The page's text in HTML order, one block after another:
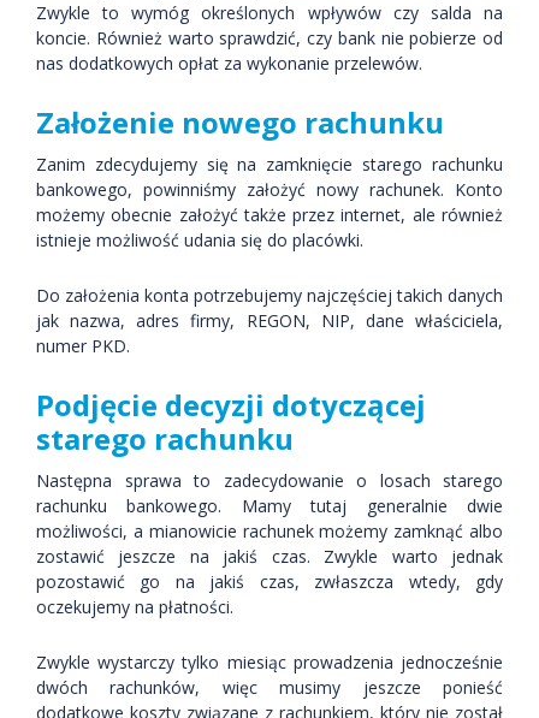
Zwykle to wymóg określonych wpływów czy salda na
koncie. Również warto sprawdzić, czy bank nie pobierze od
nas dodatkowych opłat za wykonanie przelewów.
Założenie nowego rachunku
Zanim zdecydujemy się na zamknięcie starego rachunku
bankowego, powinniśmy założyć nowy rachunek. Konto
możemy obecnie założyć także przez internet, ale również
istnieje możliwość udania się do placówki.
Do założenia konta potrzebujemy najczęściej takich danych
jak nazwa, adres firmy, REGON, NIP, dane właściciela,
numer PKD.
Podjęcie decyzji dotyczącej
starego rachunku
Następna sprawa to zadecydowanie o losach starego
rachunku bankowego. Mamy tutaj generalnie dwie
możliwości, a mianowicie rachunek możemy zamknąć albo
zostawić jeszcze na jakiś czas. Zwykle warto jednak
pozostawić go na jakiś czas, zwłaszcza wtedy, gdy
oczekujemy na płatności.
Zwykle wystarczy tylko miesiąc prowadzenia jednocześnie
dwóch rachunków, więc musimy jeszcze ponieść
dodatkowe koszty związane z rachunkiem, który nie został